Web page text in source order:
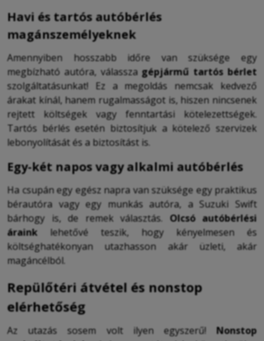
Havi és tartós autóbérlés
magánszemélyeknek
Amennyiben hosszabb időre van szüksége egy
megbízható autóra, válassza gépjármű tartós bérlet
szolgáltatásunkat! Ez a megoldás nemcsak kedvező
árakat kínál, hanem rugalmasságot is, hiszen nincsenek
rejtett költségek vagy fenntartási kötelezettségek.
Tartós bérlés esetén biztosítjuk a kötelező szervizek
lebonyolítását és a biztosítást is.
Egy-két napos vagy alkalmi autóbérlés
Ha csupán egy egész napra van szüksége egy praktikus
bérautóra vagy egy munkás autóra, a Suzuki Swift
bárhogy is, de remek választás. Olcsó autóbérlési
áraink lehetővé teszik, hogy kényelmesen és
költséghatékonyan utazhasson akár üzleti, akár
magáncélból.
Repülőtéri átvétel és nonstop
elérhetőség
Az utazás sosem volt ilyen egyszerű! Nonstop